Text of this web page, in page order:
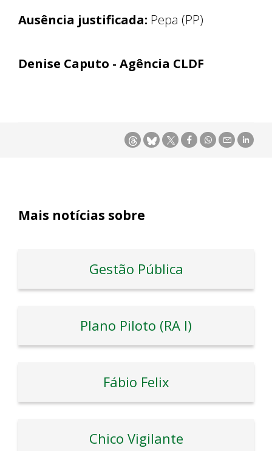
Ausência justificada: Pepa (PP)
Denise Caputo - Agência CLDF
Mais notícias sobre
Gestão Pública
Plano Piloto (RA I)
Fábio Felix
Chico Vigilante